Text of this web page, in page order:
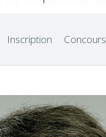
Inscription Concours